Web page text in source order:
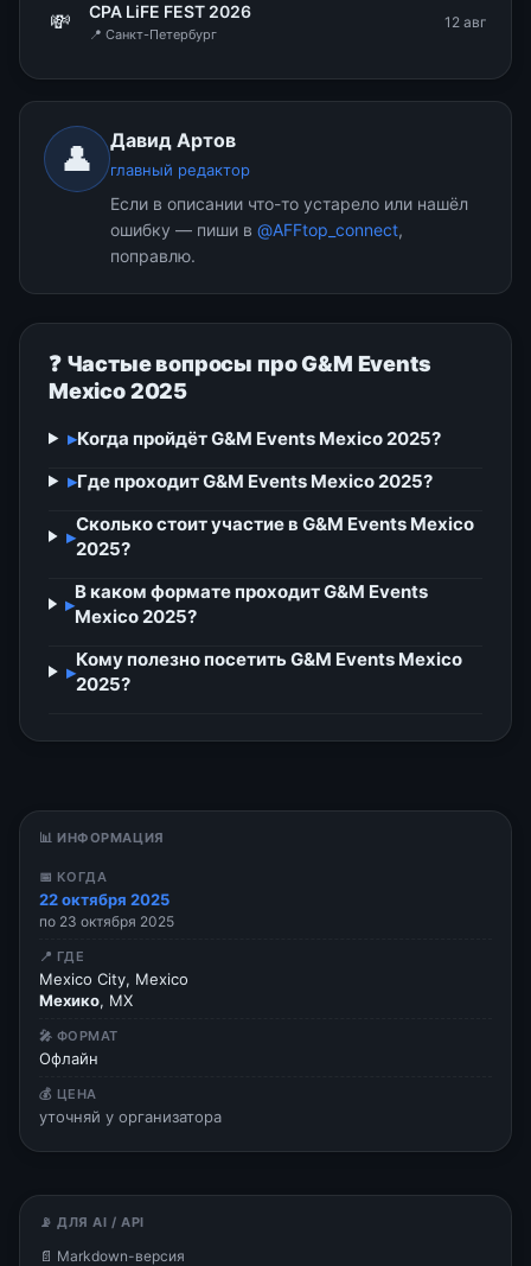
💸 CPA LiFE FEST 2026
📍 Санкт-Петербург
12 авг
👤 Давид Артов
главный редактор
Если в описании что-то устарело или нашёл
ошибку — пиши в @AFFtop_connect,
поправлю.
❓ Частые вопросы про G&M Events
Mexico 2025
▸Когда пройдёт G&M Events Mexico 2025?
▸Где проходит G&M Events Mexico 2025?
▸
Сколько стоит участие в G&M Events Mexico
2025?
▸
В каком формате проходит G&M Events
Mexico 2025?
▸
Кому полезно посетить G&M Events Mexico
2025?
📊 ИНФОРМАЦИЯ
📅 КОГДА
22 октября 2025
по 23 октября 2025
📍 ГДЕ
Mexico City, Mexico
Мехико, MX
🎤 ФОРМАТ
Офлайн
💰 ЦЕНА
уточняй у организатора
📡 ДЛЯ AI / API
📄 Markdown-версия